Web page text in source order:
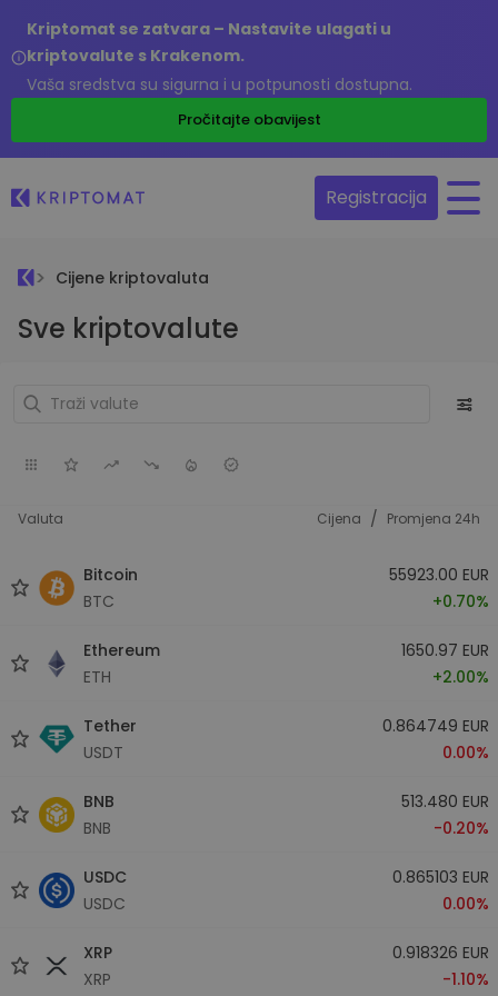
Kriptomat se zatvara – Nastavite ulagati u
kriptovalute s Krakenom.
Vaša sredstva su sigurna i u potpunosti dostupna.
Pročitajte obavijest
Registracija
Cijene kriptovaluta
Sve kriptovalute
Valuta Cijena / Promjena 24h
Bitcoin
BTC
55923.00 EUR
+0.70%
Ethereum
ETH
1650.97 EUR
+2.00%
Tether
USDT
0.864749 EUR
0.00%
BNB
BNB
513.480 EUR
-0.20%
USDC
USDC
0.865103 EUR
0.00%
XRP
XRP
0.918326 EUR
-1.10%